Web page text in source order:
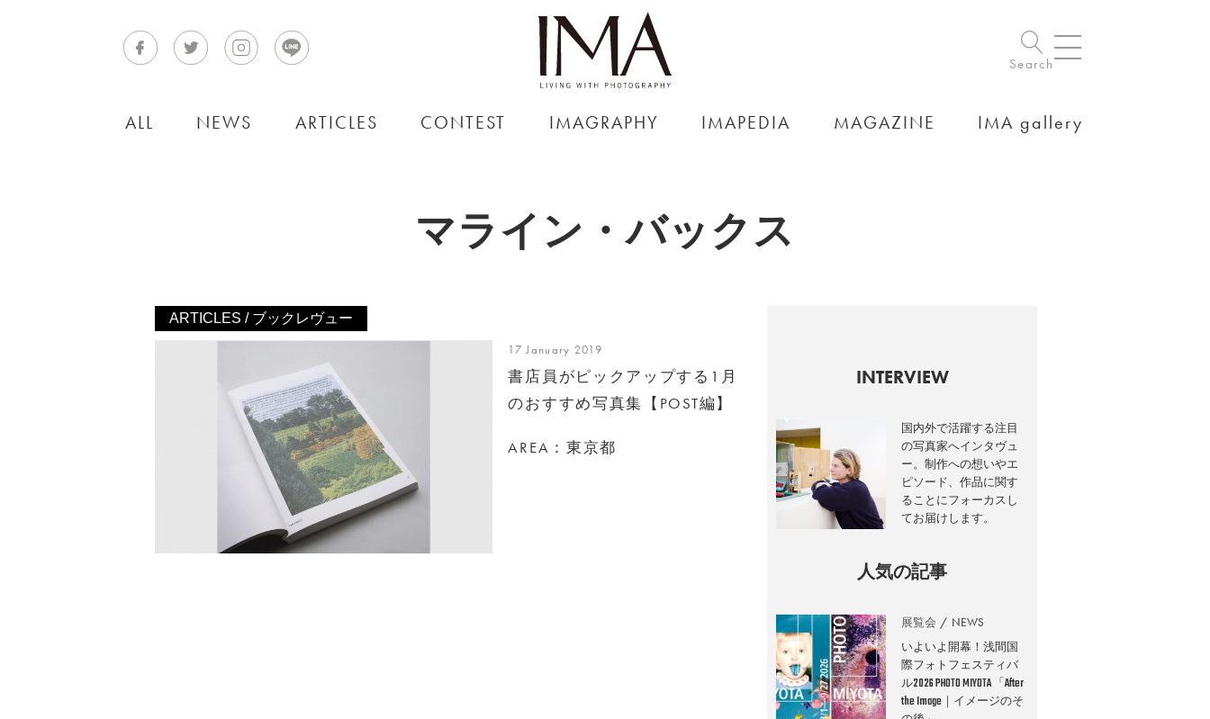
Search
ALL NEWS ARTICLES CONTEST IMAGRAPHY IMAPEDIA MAGAZINE IMA gallery
マライン・バックス
ARTICLES / ブックレヴュー
17 January 2019
書店員がピックアップする1月
のおすすめ写真集【POST編】
AREA：東京都
INTERVIEW
国内外で活躍する注目
の写真家へインタヴュ
ー。制作への想いやエ
ピソード、作品に関す
ることにフォーカスし
てお届けします。
人気の記事
展覧会 NEWS
いよいよ開幕！浅間国
際フォトフェスティバ
ル2026 PHOTO MIYOTA 「After
the Image｜イメージのそ